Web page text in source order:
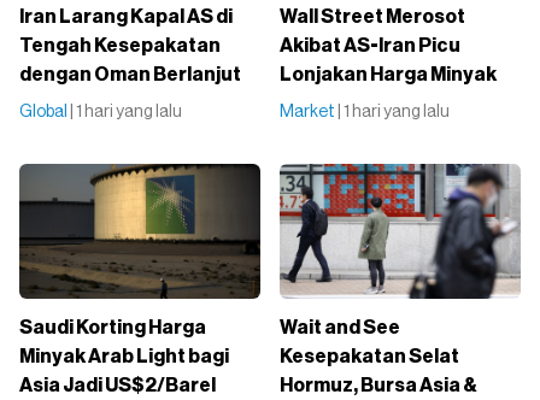
Iran Larang Kapal AS di
Tengah Kesepakatan
dengan Oman Berlanjut
Global | 1 hari yang lalu
Wall Street Merosot
Akibat AS-Iran Picu
Lonjakan Harga Minyak
Market | 1 hari yang lalu
Saudi Korting Harga
Minyak Arab Light bagi
Asia Jadi US$2/Barel
Wait and See
Kesepakatan Selat
Hormuz, Bursa Asia &